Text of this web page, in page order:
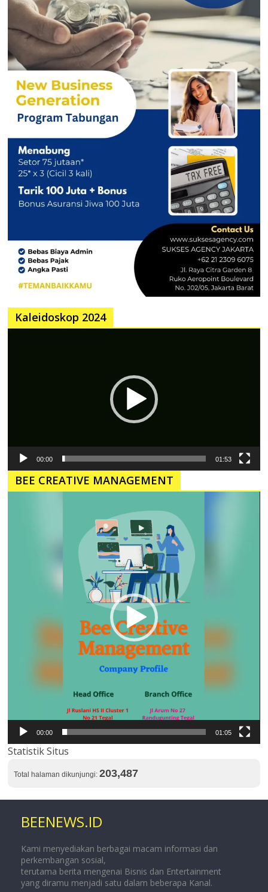
Kaleidoskop 2024
00:00 01:53
BEE CREATIVE MANAGEMENT
00:00 01:05
Statistik Situs
Total halaman dikunjungi:203,487
BEENEWS.ID
Kami menyediakan berbagai macam informasi dan
perkembangan sosial,
terutama berita mengenai Bisnis dan Entertainment
yang diramu menjadi satu dalam beberapa Kanal.